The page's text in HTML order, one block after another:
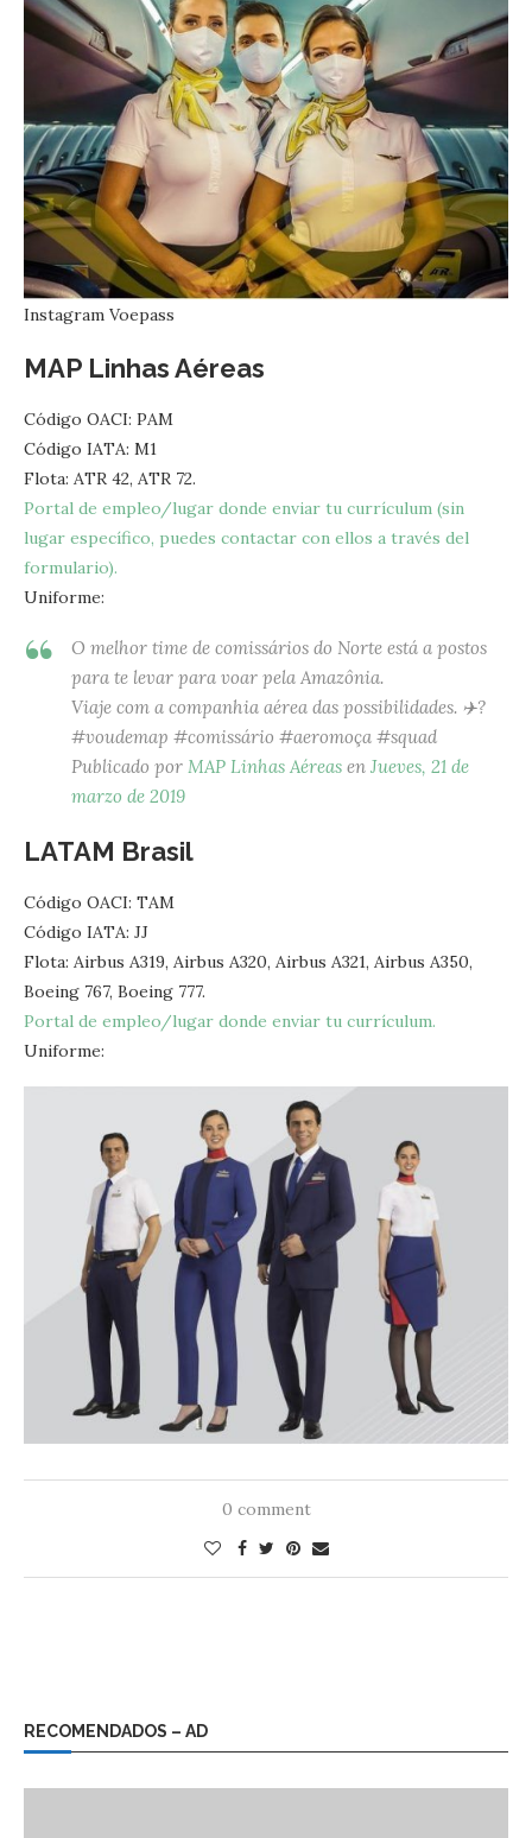
Instagram Voepass
MAP Linhas Aéreas
Código OACI: PAM
Código IATA: M1
Flota: ATR 42, ATR 72.
Portal de empleo/lugar donde enviar tu currículum (sin
lugar específico, puedes contactar con ellos a través del
formulario).
Uniforme:
O melhor time de comissários do Norte está a postos
para te levar para voar pela Amazônia.
Viaje com a companhia aérea das possibilidades. ✈️?
#voudemap #comissário #aeromoça #squad
Publicado por MAP Linhas Aéreas en Jueves, 21 de
marzo de 2019
LATAM Brasil
Código OACI: TAM
Código IATA: JJ
Flota: Airbus A319, Airbus A320, Airbus A321, Airbus A350,
Boeing 767, Boeing 777.
Portal de empleo/lugar donde enviar tu currículum.
Uniforme:
0 comment
RECOMENDADOS – AD